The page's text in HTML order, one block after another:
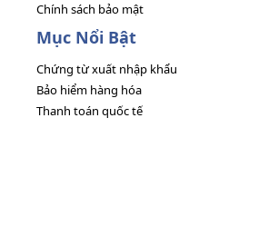
Chính sách bảo mật
Mục Nổi Bật
Chứng từ xuất nhập khẩu
Bảo hiểm hàng hóa
Thanh toán quốc tế